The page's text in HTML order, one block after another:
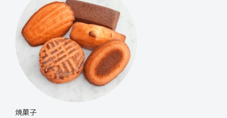
焼菓子